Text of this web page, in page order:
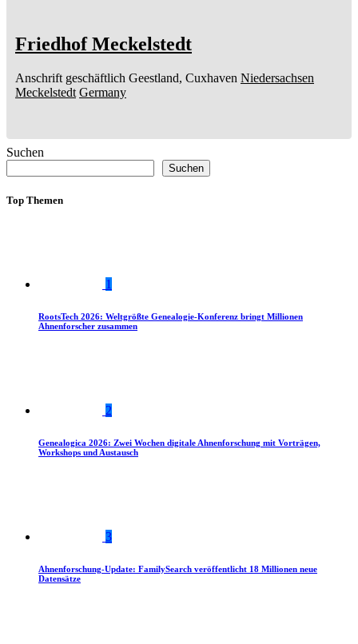
Friedhof Meckelstedt
Anschrift geschäftlich Geestland, Cuxhaven Niedersachsen
Meckelstedt Germany
Suchen
Suchen
Top Themen
1
RootsTech 2026: Weltgrößte Genealogie-Konferenz bringt Millionen
Ahnenforscher zusammen
2
Genealogica 2026: Zwei Wochen digitale Ahnenforschung mit Vorträgen,
Workshops und Austausch
3
Ahnenforschung-Update: FamilySearch veröffentlicht 18 Millionen neue
Datensätze